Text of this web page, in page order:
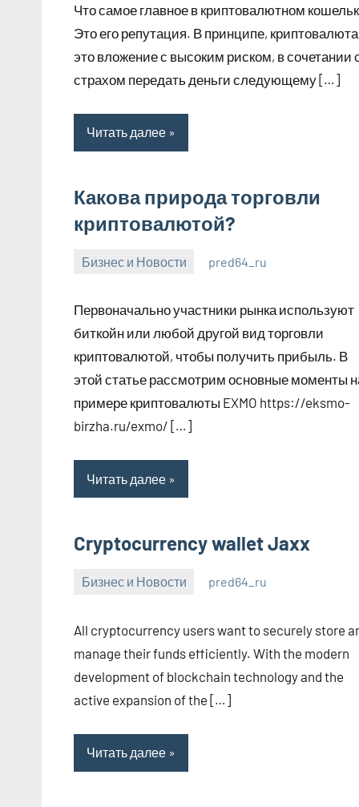
2023
Что самое главное в криптовалютном
Это его репутация. В принципе,
это вложение с высоким риском, в сочетании
страхом передать деньги следующему […]
Читать далее
Какова природа торговли
криптовалютой?
Бизнес и Новости
2023
pred64_ru
Первоначально участники рынка используют
биткойн или любой другой вид торговли
криптовалютой, чтобы получить прибыль. В
этой статье рассмотрим основные моменты
примере криптовалюты EXMO https://eksmo-
birzha.ru/exmo/ […]
Читать далее
Cryptocurrency wallet Jaxx
Бизнес и Новости
2023
pred64_ru
All cryptocurrency users want to securely store
manage their funds efficiently. With the modern
development of blockchain technology and the
active expansion of the […]
Читать далее